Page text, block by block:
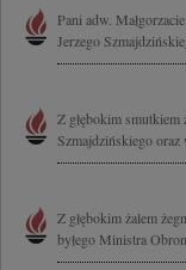
Pani adw.
Jerzego
Z głębokim smutkiem
Szmajdzińskiego
Z głębokim żalem
byłego Ministra